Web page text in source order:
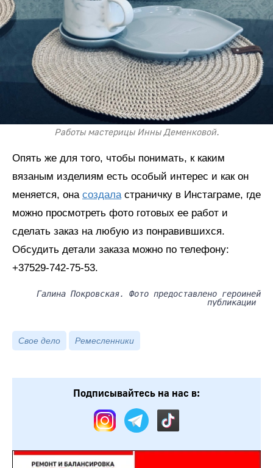
Работы мастерицы Инны Деменковой.
Опять же для того, чтобы понимать, к каким
вязаным изделиям есть особый интерес и как он
меняется, она создаластраничку в Инстаграме, где
можно просмотреть фото готовых ее работ и
сделать заказ на любую из понравившихся.
Обсудить детали заказа можно по телефону:
+37529-742-75-53.
Галина Покровская. Фото предоставлено героиней
публикации
Свое дело Ремесленники
Подписывайтесь на нас в: